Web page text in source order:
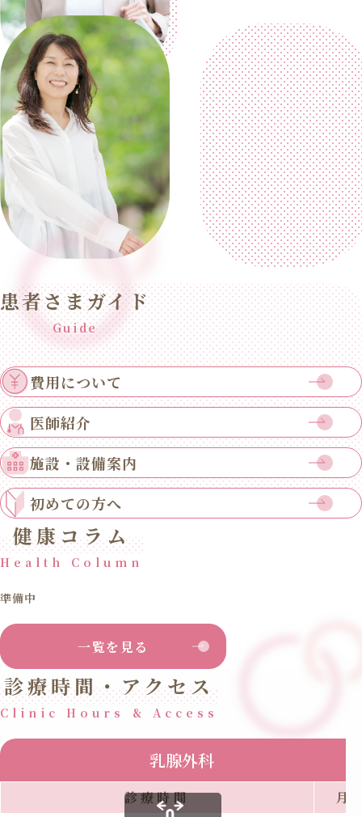
患者さまガイド
Guide
費用について
医師紹介
施設・設備案内
初めての方へ
健康コラム
Health Column
準備中
一覧を見る
診療時間・アクセス
Clinic Hours & Access
乳腺外科
診療時間
月